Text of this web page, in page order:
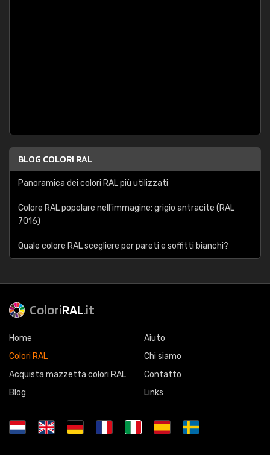
BLOG COLORI RAL
Panoramica dei colori RAL più utilizzati
Colore RAL popolare nell'immagine: grigio antracite (RAL
7016)
Quale colore RAL scegliere per pareti e soffitti bianchi?
ColoriRAL.it
Home
Colori RAL
Acquista mazzetta colori RAL
Blog
Aiuto
Chi siamo
Contatto
Links